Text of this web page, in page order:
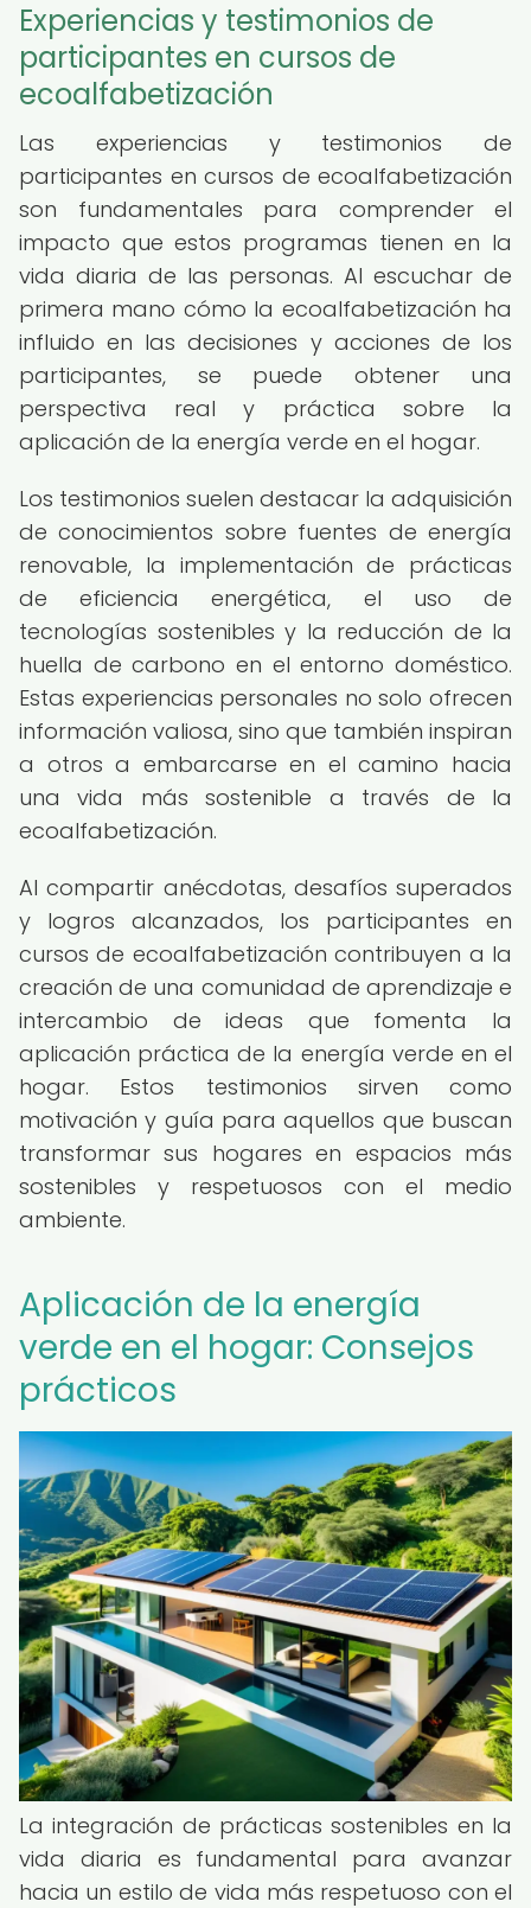
Experiencias y testimonios de
participantes en cursos de
ecoalfabetización
Las experiencias y testimonios de
participantes en cursos de ecoalfabetización
son fundamentales para comprender el
impacto que estos programas tienen en la
vida diaria de las personas. Al escuchar de
primera mano cómo la ecoalfabetización ha
influido en las decisiones y acciones de los
participantes, se puede obtener una
perspectiva real y práctica sobre la
aplicación de la energía verde en el hogar.
Los testimonios suelen destacar la adquisición
de conocimientos sobre fuentes de energía
renovable, la implementación de prácticas
de eficiencia energética, el uso de
tecnologías sostenibles y la reducción de la
huella de carbono en el entorno doméstico.
Estas experiencias personales no solo ofrecen
información valiosa, sino que también inspiran
a otros a embarcarse en el camino hacia
una vida más sostenible a través de la
ecoalfabetización.
Al compartir anécdotas, desafíos superados
y logros alcanzados, los participantes en
cursos de ecoalfabetización contribuyen a la
creación de una comunidad de aprendizaje e
intercambio de ideas que fomenta la
aplicación práctica de la energía verde en el
hogar. Estos testimonios sirven como
motivación y guía para aquellos que buscan
transformar sus hogares en espacios más
sostenibles y respetuosos con el medio
ambiente.
Aplicación de la energía
verde en el hogar: Consejos
prácticos
La integración de prácticas sostenibles en la
vida diaria es fundamental para avanzar
hacia un estilo de vida más respetuoso con el